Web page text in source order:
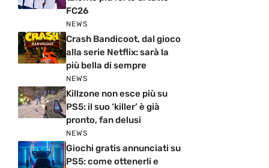
FC26
NEWS
Crash Bandicoot, dal gioco
alla serie Netflix: sarà la
più bella di sempre
NEWS
Killzone non esce più su
PS5: il suo ‘killer’ è già
pronto, fan delusi
NEWS
Giochi gratis annunciati su
PS5: come ottenerli e